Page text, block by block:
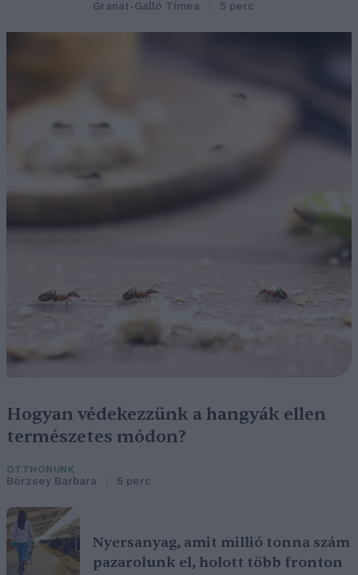
Granát-Galló Tímea 5 perc
Hogyan védekezzünk a hangyák ellen
természetes módon?
OTTHONUNK
Börzsey Barbara 5 perc
Nyersanyag, amit millió tonna szám
pazarolunk el, holott több fronton